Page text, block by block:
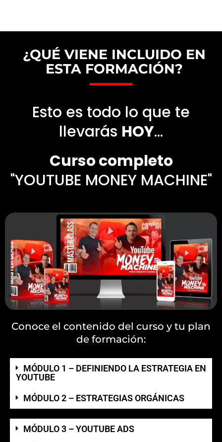
¿QUÉ VIENE INCLUIDO EN
ESTA FORMACIÓN?
Esto es todo lo que te
llevarás HOY...
Curso completo
"YOUTUBE MONEY MACHINE"
Conoce el contenido del curso y tu plan
de formación:
MÓDULO 1 – DEFINIENDO LA ESTRATEGIA EN
YOUTUBE
MÓDULO 2 – ESTRATEGIAS ORGÁNICAS
MÓDULO 3 – YOUTUBE ADS